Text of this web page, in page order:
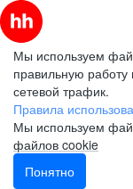
Мы используем
правильную работу
сетевой трафик.
Правила
Мы используем
файлов cookie
Понятно